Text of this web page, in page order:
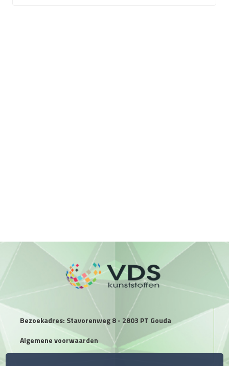
Bezoekadres: Stavorenweg 8 - 2803 PT Gouda
Algemene voorwaarden